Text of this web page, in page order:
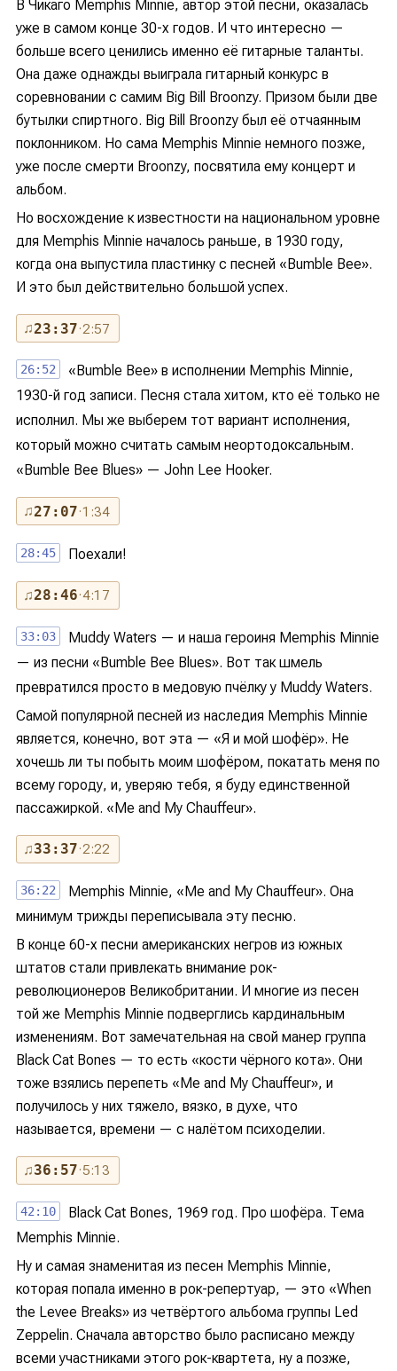
В Чикаго Memphis Minnie, автор этой песни, оказалась
уже в самом конце 30-х годов. И что интересно —
больше всего ценились именно её гитарные таланты.
Она даже однажды выиграла гитарный конкурс в
соревновании с самим Big Bill Broonzy. Призом были две
бутылки спиртного. Big Bill Broonzy был её отчаянным
поклонником. Но сама Memphis Minnie немного позже,
уже после смерти Broonzy, посвятила ему концерт и
альбом.
Но восхождение к известности на национальном уровне
для Memphis Minnie началось раньше, в 1930 году,
когда она выпустила пластинку с песней «Bumble Bee».
И это был действительно большой успех.
♫23:37· 2:57
26:52
«Bumble Bee» в исполнении Memphis Minnie,
1930-й год записи. Песня стала хитом, кто её только не
исполнил. Мы же выберем тот вариант исполнения,
который можно считать самым неортодоксальным.
«Bumble Bee Blues» — John Lee Hooker.
♫27:07· 1:34
28:45 Поехали!
♫28:46· 4:17
33:03
Muddy Waters — и наша героиня Memphis Minnie
— из песни «Bumble Bee Blues». Вот так шмель
превратился просто в медовую пчёлку у Muddy Waters.
Самой популярной песней из наследия Memphis Minnie
является, конечно, вот эта — «Я и мой шофёр». Не
хочешь ли ты побыть моим шофёром, покатать меня по
всему городу, и, уверяю тебя, я буду единственной
пассажиркой. «Me and My Chauffeur».
♫33:37· 2:22
36:22
Memphis Minnie, «Me and My Chauffeur». Она
минимум трижды переписывала эту песню.
В конце 60-х песни американских негров из южных
штатов стали привлекать внимание рок-
революционеров Великобритании. И многие из песен
той же Memphis Minnie подверглись кардинальным
изменениям. Вот замечательная на свой манер группа
Black Cat Bones — то есть «кости чёрного кота». Они
тоже взялись перепеть «Me and My Chauffeur», и
получилось у них тяжело, вязко, в духе, что
называется, времени — с налётом психоделии.
♫36:57· 5:13
42:10
Black Cat Bones, 1969 год. Про шофёра. Тема
Memphis Minnie.
Ну и самая знаменитая из песен Memphis Minnie,
которая попала именно в рок-репертуар, — это «When
the Levee Breaks» из четвёртого альбома группы Led
Zeppelin. Сначала авторство было расписано между
всеми участниками этого рок-квартета, ну а позже,